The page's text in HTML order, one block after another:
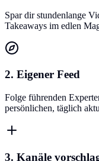
Spar dir stundenlange
Takeaways im edlen
2. Eigener Feed
Folge führenden
persönlichen, täglich
3. Kanäle